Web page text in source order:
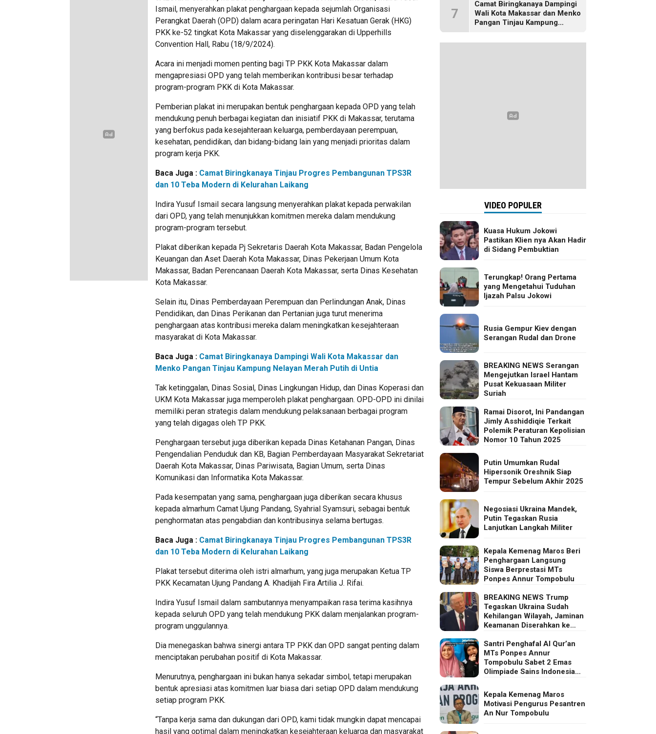
Ismail, menyerahkan plakat penghargaan kepada sejumlah Organisasi
Perangkat Daerah (OPD) dalam acara peringatan Hari Kesatuan Gerak (HKG)
PKK ke-52 tingkat Kota Makassar yang diselenggarakan di Upperhills
Convention Hall, Rabu (18/9/2024).
Acara ini menjadi momen penting bagi TP PKK Kota Makassar dalam
mengapresiasi OPD yang telah memberikan kontribusi besar terhadap
program-program PKK di Kota Makassar.
Pemberian plakat ini merupakan bentuk penghargaan kepada OPD yang telah
mendukung penuh berbagai kegiatan dan inisiatif PKK di Makassar, terutama
yang berfokus pada kesejahteraan keluarga, pemberdayaan perempuan,
kesehatan, pendidikan, dan bidang-bidang lain yang menjadi prioritas dalam
program kerja PKK.
Baca Juga : Camat Biringkanaya Tinjau Progres Pembangunan TPS3R
dan 10 Teba Modern di Kelurahan Laikang
Indira Yusuf Ismail secara langsung menyerahkan plakat kepada perwakilan
dari OPD, yang telah menunjukkan komitmen mereka dalam mendukung
program-program tersebut.
Plakat diberikan kepada Pj Sekretaris Daerah Kota Makassar, Badan Pengelola
Keuangan dan Aset Daerah Kota Makassar, Dinas Pekerjaan Umum Kota
Makassar, Badan Perencanaan Daerah Kota Makassar, serta Dinas Kesehatan
Kota Makassar.
Selain itu, Dinas Pemberdayaan Perempuan dan Perlindungan Anak, Dinas
Pendidikan, dan Dinas Perikanan dan Pertanian juga turut menerima
penghargaan atas kontribusi mereka dalam meningkatkan kesejahteraan
masyarakat di Kota Makassar.
Baca Juga : Camat Biringkanaya Dampingi Wali Kota Makassar dan
Menko Pangan Tinjau Kampung Nelayan Merah Putih di Untia
Tak ketinggalan, Dinas Sosial, Dinas Lingkungan Hidup, dan Dinas Koperasi dan
UKM Kota Makassar juga memperoleh plakat penghargaan. OPD-OPD ini dinilai
memiliki peran strategis dalam mendukung pelaksanaan berbagai program
yang telah digagas oleh TP PKK.
Penghargaan tersebut juga diberikan kepada Dinas Ketahanan Pangan, Dinas
Pengendalian Penduduk dan KB, Bagian Pemberdayaan Masyarakat Sekretariat
Daerah Kota Makassar, Dinas Pariwisata, Bagian Umum, serta Dinas
Komunikasi dan Informatika Kota Makassar.
Pada kesempatan yang sama, penghargaan juga diberikan secara khusus
kepada almarhum Camat Ujung Pandang, Syahrial Syamsuri, sebagai bentuk
penghormatan atas pengabdian dan kontribusinya selama bertugas.
Baca Juga : Camat Biringkanaya Tinjau Progres Pembangunan TPS3R
dan 10 Teba Modern di Kelurahan Laikang
Plakat tersebut diterima oleh istri almarhum, yang juga merupakan Ketua TP
PKK Kecamatan Ujung Pandang A. Khadijah Fira Artilia J. Rifai.
Indira Yusuf Ismail dalam sambutannya menyampaikan rasa terima kasihnya
kepada seluruh OPD yang telah mendukung PKK dalam menjalankan program-
program unggulannya.
Dia menegaskan bahwa sinergi antara TP PKK dan OPD sangat penting dalam
menciptakan perubahan positif di Kota Makassar.
Menurutnya, penghargaan ini bukan hanya sekadar simbol, tetapi merupakan
bentuk apresiasi atas komitmen luar biasa dari setiap OPD dalam mendukung
setiap program PKK.
“Tanpa kerja sama dan dukungan dari OPD, kami tidak mungkin dapat mencapai
hasil yang optimal dalam meningkatkan kesejahteraan keluarga dan masyarakat
7
Camat Biringkanaya Dampingi
Wali Kota Makassar dan Menko
Pangan Tinjau Kampung
VIDEO POPULER
Kuasa Hukum Jokowi
Pastikan Klien nya Akan Hadir
di Sidang Pembuktian
Terungkap! Orang Pertama
yang Mengetahui Tuduhan
Ijazah Palsu Jokowi
Rusia Gempur Kiev dengan
Serangan Rudal dan Drone
BREAKING NEWS Serangan
Mengejutkan Israel Hantam
Pusat Kekuasaan Militer
Suriah
Ramai Disorot, Ini Pandangan
Jimly Asshiddiqie Terkait
Polemik Peraturan Kepolisian
Nomor 10 Tahun 2025
Putin Umumkan Rudal
Hipersonik Oreshnik Siap
Tempur Sebelum Akhir 2025
Negosiasi Ukraina Mandek,
Putin Tegaskan Rusia
Lanjutkan Langkah Militer
Kepala Kemenag Maros Beri
Penghargaan Langsung
Siswa Berprestasi MTs
Ponpes Annur Tompobulu
BREAKING NEWS Trump
Tegaskan Ukraina Sudah
Kehilangan Wilayah, Jaminan
Keamanan Diserahkan ke
Santri Penghafal Al Qur’an
MTs Ponpes Annur
Tompobulu Sabet 2 Emas
Olimpiade Sains Indonesia
Kepala Kemenag Maros
Motivasi Pengurus Pesantren
An Nur Tompobulu